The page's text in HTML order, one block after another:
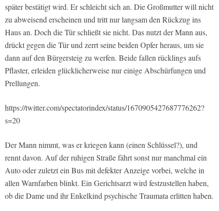
später bestätigt wird. Er schleicht sich an. Die Großmutter will nicht
zu abweisend erscheinen und tritt nur langsam den Rückzug ins
Haus an. Doch die Tür schließt sie nicht. Das nutzt der Mann aus,
drückt gegen die Tür und zerrt seine beiden Opfer heraus, um sie
dann auf den Bürgersteig zu werfen. Beide fallen rücklings aufs
Pflaster, erleiden glücklicherweise nur einige Abschürfungen und
Prellungen.
https://twitter.com/spectatorindex/status/1670905427687776262?
s=20
Der Mann nimmt, was er kriegen kann (einen Schlüssel?), und
rennt davon. Auf der ruhigen Straße fährt sonst nur manchmal ein
Auto oder zuletzt ein Bus mit defekter Anzeige vorbei, welche in
allen Warnfarben blinkt. Ein Gerichtsarzt wird festzustellen haben,
ob die Dame und ihr Enkelkind psychische Traumata erlitten haben.